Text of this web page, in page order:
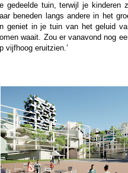
gedeelde tuin, terwijl je kinderen
beneden langs andere in het
geniet in je tuin van het geluid
waait. Zou er vanavond nog
vijfhoog eruitzien.’